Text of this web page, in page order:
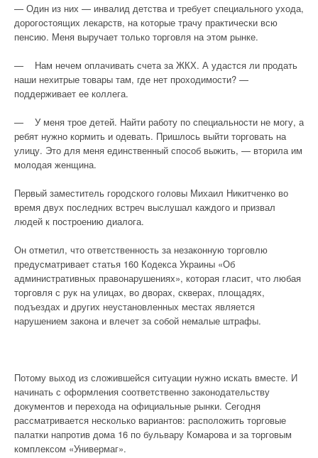
— Один из них — инвалид детства и требует специального ухода,
дорогостоящих лекарств, на которые трачу практически всю
пенсию. Меня выручает только торговля на этом рынке.
— Нам нечем оплачивать счета за ЖКХ. А удастся ли продать
наши нехитрые товары там, где нет проходимости? —
поддерживает ее коллега.
— У меня трое детей. Найти работу по специальности не могу, а
ребят нужно кормить и одевать. Пришлось выйти торговать на
улицу. Это для меня единственный способ выжить, — вторила им
молодая женщина.
Первый заместитель городского головы Михаил Никитченко во
время двух последних встреч выслушал каждого и призвал
людей к построению диалога.
Он отметил, что ответственность за незаконную торговлю
предусматривает статья 160 Кодекса Украины «Об
административных правонарушениях», которая гласит, что любая
торговля с рук на улицах, во дворах, скверах, площадях,
подъездах и других неустановленных местах является
нарушением закона и влечет за собой немалые штрафы.
Потому выход из сложившейся ситуации нужно искать вместе. И
начинать с оформления соответственно законодательству
документов и перехода на официальные рынки. Сегодня
рассматривается несколько вариантов: расположить торговые
палатки напротив дома 16 по бульвару Комарова и за торговым
комплексом «Универмаг».